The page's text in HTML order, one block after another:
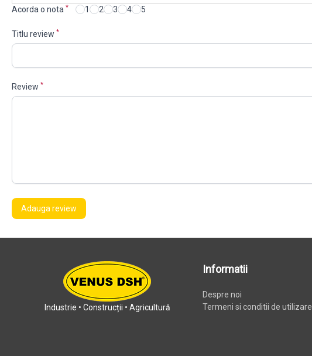
Acorda o nota * 1 2 3 4 5
Titlu review *
Review *
Adauga review
Industrie • Construcții • Agricultură
Informatii
Despre noi
Termeni si conditii de utilizare